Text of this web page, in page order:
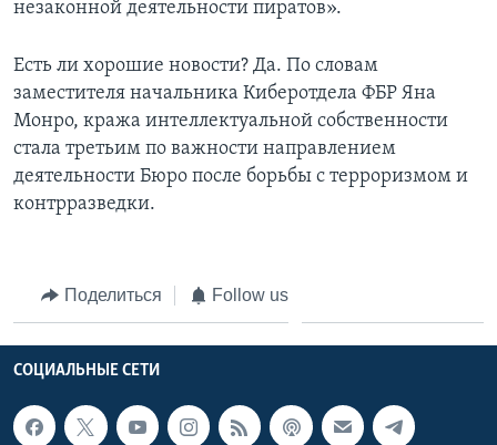
незаконной деятельности пиратов».
Есть ли хорошие новости? Да. По словам
заместителя начальника Киберотдела ФБР Яна
Монро, кража интеллектуальной собственности
стала третьим по важности направлением
деятельности Бюро после борьбы с терроризмом и
контрразведки.
Поделиться Follow us
СОЦИАЛЬНЫЕ СЕТИ